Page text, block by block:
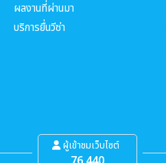
ผลงานที่ผ่านมา
บริการยื่นวีซ่า
ผู้เข้าชมเว็บไซต์